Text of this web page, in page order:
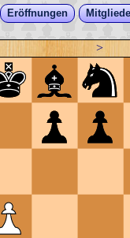
Eröffnungen
>